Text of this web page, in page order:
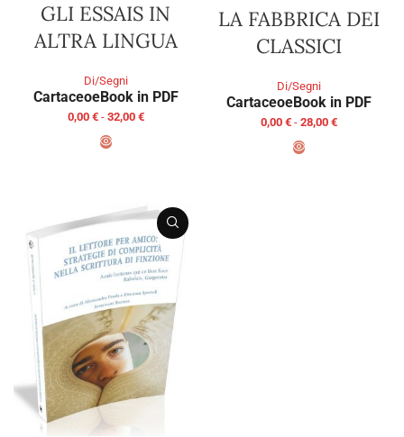
GLI ESSAIS IN
ALTRA LINGUA
Di/Segni
CartaceoeBook in PDF
0,00 € - 32,00 €
LA FABBRICA DEI
CLASSICI
Di/Segni
CartaceoeBook in PDF
0,00 € - 28,00 €